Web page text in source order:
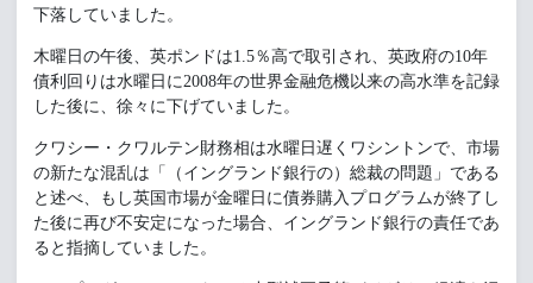
下落していました。
木曜日の午後、英ポンドは1.5％高で取引され、英政府の10年
債利回りは水曜日に2008年の世界金融危機以来の高水準を記録
した後に、徐々に下げていました。
クワシー・クワルテン財務相は水曜日遅くワシントンで、市場
の新たな混乱は「（イングランド銀行の）総裁の問題」である
と述べ、もし英国市場が金曜日に債券購入プログラムが終了し
た後に再び不安定になった場合、イングランド銀行の責任であ
ると指摘していました。